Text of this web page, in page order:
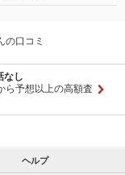
の口コミ
なし
ら予想以上の高額査
ヘルプ